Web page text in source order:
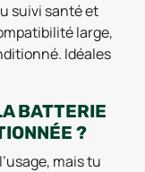
suivi santé et
large,
Idéales
BATTERIE
?
mais tu